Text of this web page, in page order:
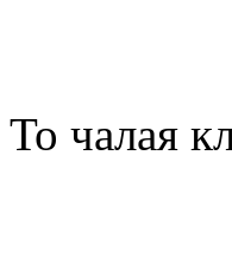
То чалая